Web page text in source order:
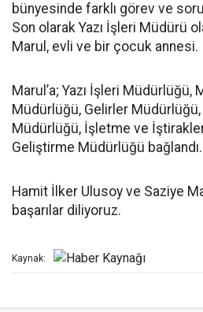
bünyesinde farklı görev ve
Son olarak Yazı İşleri Müdürü
Marul, evli ve bir çocuk annesi.
Marul’a; Yazı İşleri Müdürlüğü,
Müdürlüğü, Gelirler
Müdürlüğü, İşletme ve
Geliştirme Müdürlüğü bağlandı.
Hamit İlker Ulusoy ve Saziye
başarılar diliyoruz.
Kaynak: